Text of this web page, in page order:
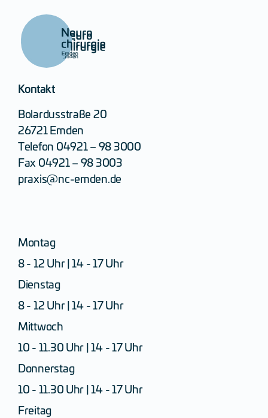
Kontakt
Bolardusstraße 20
26721 Emden
Telefon 04921 – 98 3000
Fax 04921 – 98 3003
praxis@nc-emden.de
Montag
8 - 12 Uhr | 14 - 17 Uhr
Dienstag
8 - 12 Uhr | 14 - 17 Uhr
Mittwoch
10 - 11.30 Uhr | 14 - 17 Uhr
Donnerstag
10 - 11.30 Uhr | 14 - 17 Uhr
Freitag